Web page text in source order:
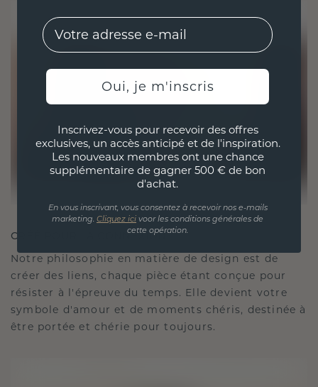
CRÉÉ POUR LA CONNEXION
Notre philosophie en matière de design est de
créer des liens, chaque pièce étant conçue pour
résister à l'épreuve du temps. Elle devient votre
symbole d'amour et de moments chéris, destinée à
être portée et chérie pour toujours.
EMail
Oui, je m'inscris
Inscrivez-vous pour recevoir des offres
exclusives, un accès anticipé et de l'inspiration.
Les nouveaux membres ont une chance
supplémentaire de gagner 500 € de bon
d'achat.
En vous inscrivant, vous consentez à recevoir nos e-mails
marketing. Cliquez ici voor les conditions générales de
cette opération.